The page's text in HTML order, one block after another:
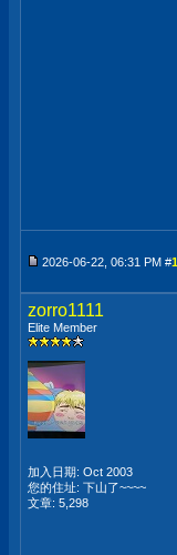
2026-06-22, 06:31 PM #
zorro1111
Elite Member
加入日期: Oct 2003
您的住址: 下山了~~~~
文章: 5,298